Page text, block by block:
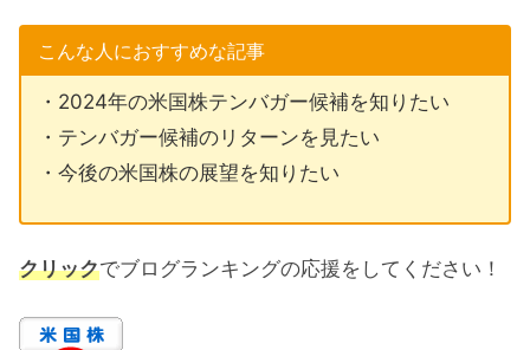
こんな人におすすめな記事
・2024年の米国株テンバガー候補を知りたい
・テンバガー候補のリターンを見たい
・今後の米国株の展望を知りたい
クリックでブログランキングの応援をしてください！